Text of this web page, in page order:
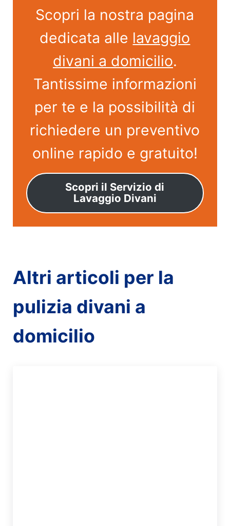
Scopri la nostra pagina
dedicata alle lavaggio
divani a domicilio.
Tantissime informazioni
per te e la possibilità di
richiedere un preventivo
online rapido e gratuito!
Scopri il Servizio di
Lavaggio Divani
Altri articoli per la
pulizia divani a
domicilio